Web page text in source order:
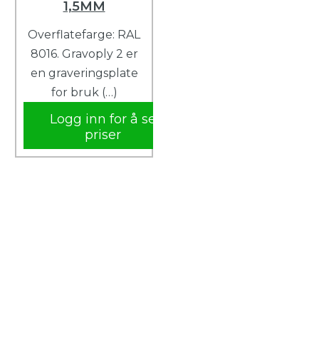
1,5MM
Overflatefarge: RAL
8016. Gravoply 2 er
en graveringsplate
for bruk (…)
Logg inn for å se
priser